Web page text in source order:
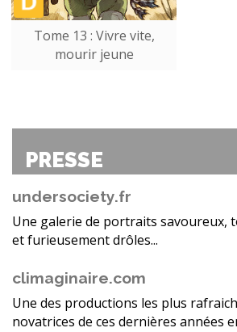
Tome 13 : Vivre vite,
mourir jeune
PRESSE
undersociety.fr
Une galerie de portraits savoureux,
et furieusement drôles...
climaginaire.com
Une des productions les plus
novatrices de ces dernières années